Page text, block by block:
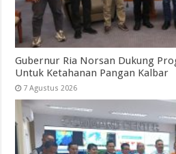
Gubernur Ria Norsan Dukung
Untuk Ketahanan Pangan Kalbar
7 Agustus 2026